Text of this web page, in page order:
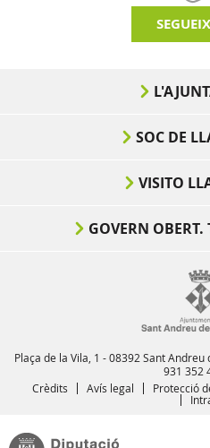
SOC DE
VISITO
GOVERN
Plaça de la Vila, 1 - 08392 Sant Andreu
931 352
Crèdits
Avís legal Protecció